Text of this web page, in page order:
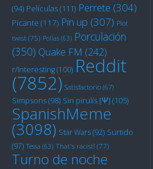
(94) Películas(111) Perrete (304)
Picante (117) Pin up (307) Plot
twist (75) Pollas (63) Porculación
(350) Quake FM (242)
r/Interesting(100) Reddit
(7852) Satisfactorio (67)
Simpsons(98) Sin pirulís [Ψ] (105)
SpanishMeme
(3098) Star Wars(92) Surtido
(97) Tessa (63) That's racist! (77)
Turno de noche